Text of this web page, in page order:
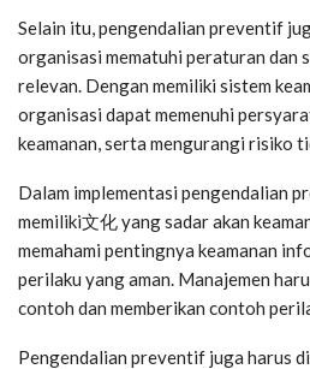
Selain itu, pengendalian preventif
organisasi mematuhi peraturan dan
relevan. Dengan memiliki sistem
organisasi dapat memenuhi
keamanan, serta mengurangi risiko
Dalam implementasi pengendalian
memiliki文化 yang sadar akan
memahami pentingnya keamanan
perilaku yang aman. Manajemen
contoh dan memberikan contoh
Pengendalian preventif juga harus